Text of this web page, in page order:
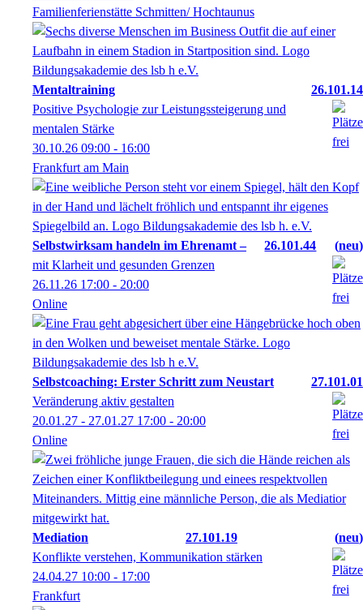
Familienferienstätte Schmitten/ Hochtaunus
Mentaltraining
26.101.14
Positive Psychologie zur Leistungssteigerung und
mentalen Stärke
30.10.26 09:00 - 16:00
Frankfurt am Main
Selbstwirksam handeln im Ehrenamt – 26.101.44
neu
mit Klarheit und gesunden Grenzen
26.11.26 17:00 - 20:00
Online
Selbstcoaching: Erster Schritt zum Neustart
27.101.01
Veränderung aktiv gestalten
20.01.27 - 27.01.27 17:00 - 20:00
Online
Mediation 27.101.19
neu
Konflikte verstehen, Kommunikation stärken
24.04.27 10:00 - 17:00
Frankfurt